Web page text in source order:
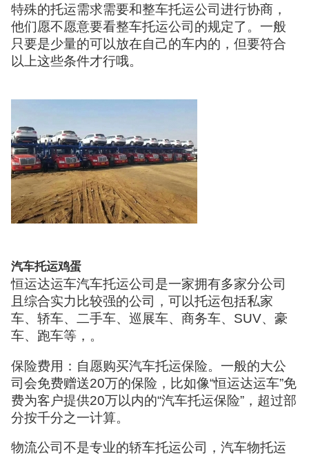
特殊的托运需求需要和整车托运公司进行协商，
他们愿不愿意要看整车托运公司的规定了。一般
只要是少量的可以放在自己的车内的，但要符合
以上这些条件才行哦。
汽车托运鸡蛋
恒运达运车汽车托运公司是一家拥有多家分公司
且综合实力比较强的公司，可以托运包括私家
车、轿车、二手车、巡展车、商务车、SUV、豪
车、跑车等，。
保险费用：自愿购买汽车托运保险。一般的大公
司会免费赠送20万的保险，比如像“恒运达运车”免
费为客户提供20万以内的“汽车托运保险”，超过部
分按千分之一计算。
物流公司不是专业的轿车托运公司，汽车物托运